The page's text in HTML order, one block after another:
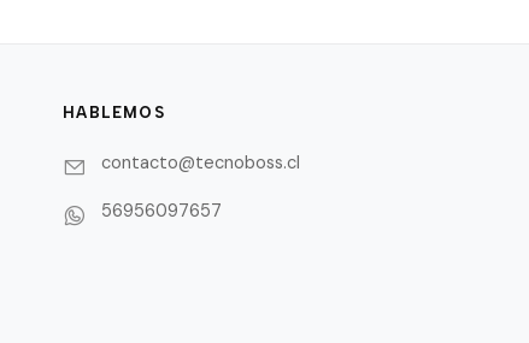
HABLEMOS
contacto@tecnoboss.cl
56956097657